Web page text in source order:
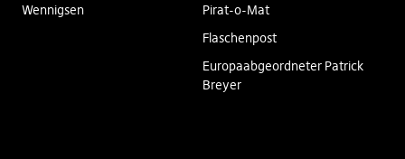
Wennigsen
Pirat-o-Mat
Flaschenpost
Europaabgeordneter Patrick
Breyer